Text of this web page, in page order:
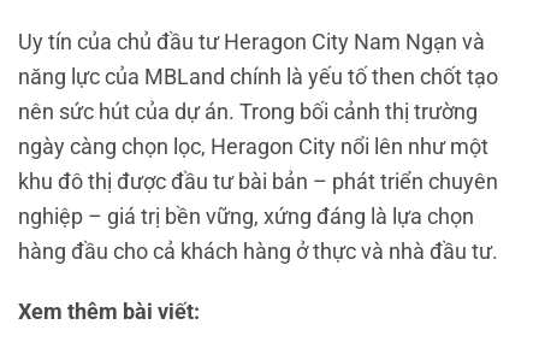
Uy tín của chủ đầu tư Heragon City Nam Ngạn và
năng lực của MBLand chính là yếu tố then chốt tạo
nên sức hút của dự án. Trong bối cảnh thị trường
ngày càng chọn lọc, Heragon City nổi lên như một
khu đô thị được đầu tư bài bản – phát triển chuyên
nghiệp – giá trị bền vững, xứng đáng là lựa chọn
hàng đầu cho cả khách hàng ở thực và nhà đầu tư.
Xem thêm bài viết: